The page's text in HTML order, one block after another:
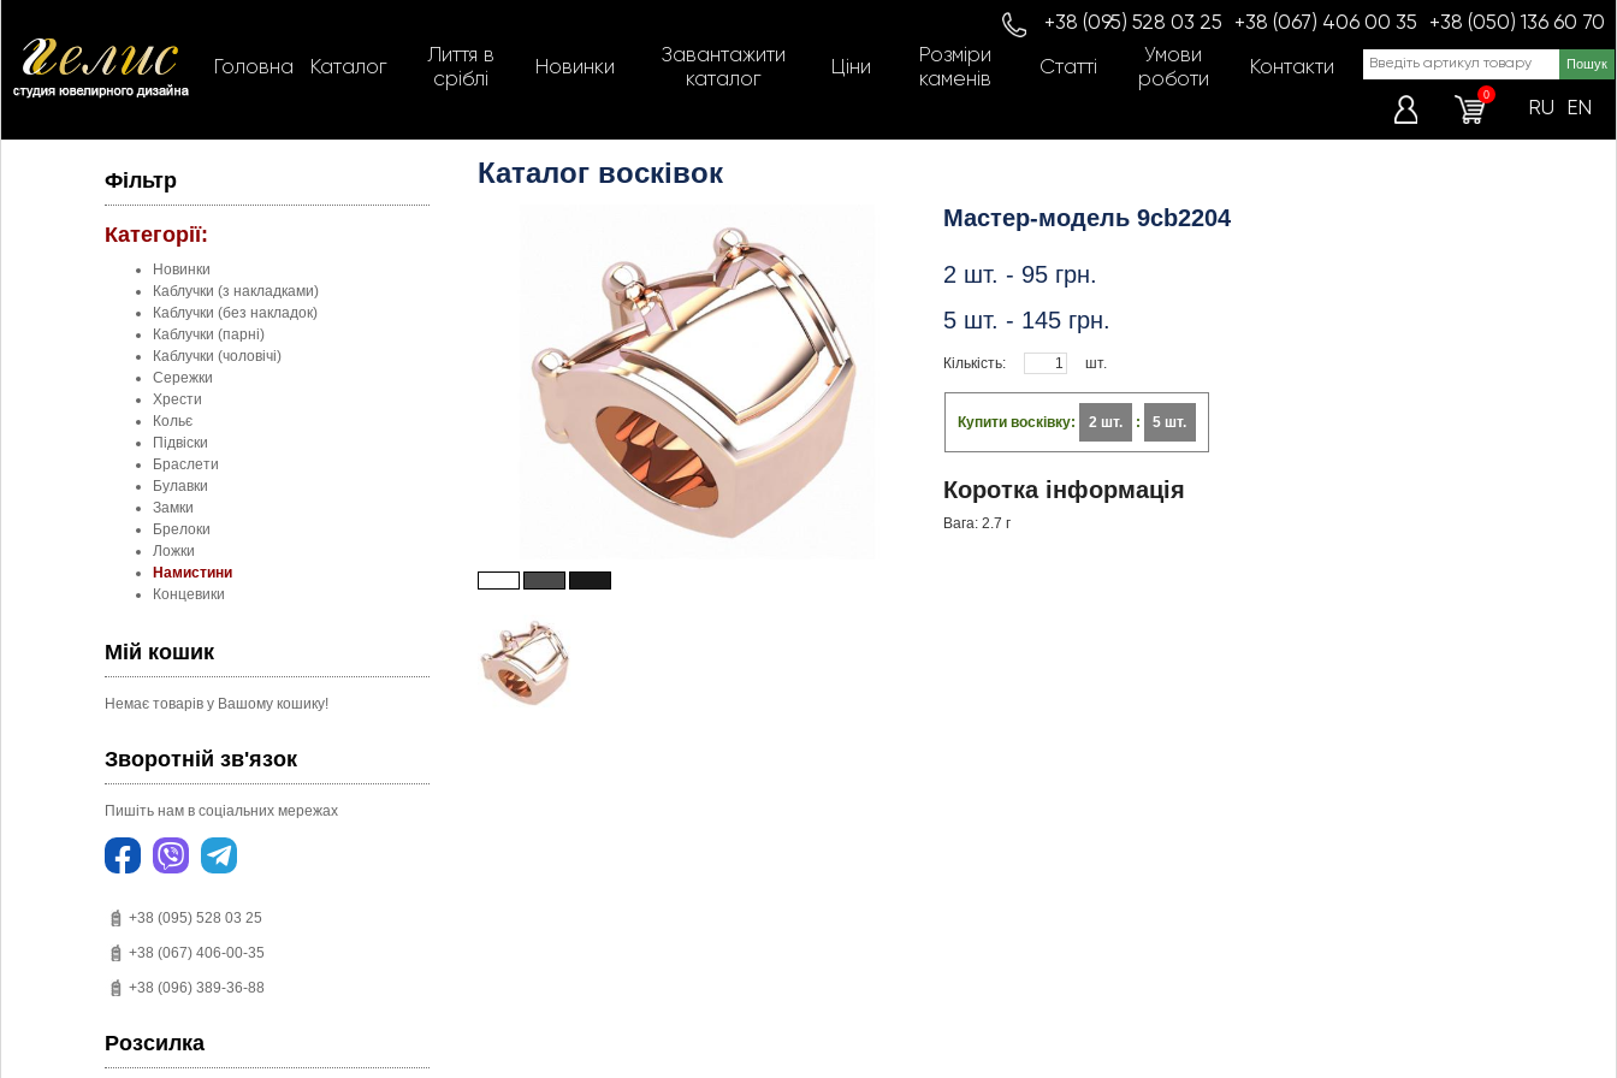
Головна Каталог
Лиття в
сріблі
Новинки
Завантажити
каталог
Ціни
Розміри
каменів
Статті
Умови
роботи
Контакти
+38 (095) 528 03 25 +38 (067) 406 00 35 +38 (050) 136 60 70
0
RU EN
Фільтр
Категорії:
Новинки
Каблучки (з накладками)
Каблучки (без накладок)
Каблучки (парні)
Каблучки (чоловічі)
Сережки
Хрести
Кольє
Підвіски
Браслети
Булавки
Замки
Брелоки
Ложки
Намистини
Концевики
Мій кошик
Немає товарів у Вашому кошику!
Зворотній зв'язок
Пишіть нам в соціальних мережах
+38 (095) 528 03 25
+38 (067) 406-00-35
+38 (096) 389-36-88
Розсилка
Каталог восківок
Мастер-модель 9cb2204
2 шт. - 95 грн.
5 шт. - 145 грн.
Кількість: шт.
Купити восківку: 2 шт. : 5 шт.
Коротка інформація
Вага: 2.7 г